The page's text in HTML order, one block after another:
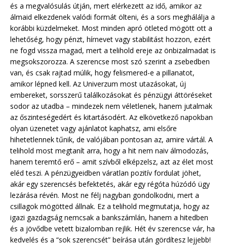
és a megvalósulás útján, mert elérkezett az idő, amikor az
álmaid elkezdenek valódi formát ölteni, és a sors meghálálja a
korábbi küzdelmeket. Most minden apró ötleted mögött ott a
lehetőség, hogy pénzt, hírnevet vagy stabilitást hozzon, ezért
ne fogd vissza magad, mert a telihold ereje az önbizalmadat is
megsokszorozza. A szerencse most szó szerint a zsebedben
van, és csak rajtad múlik, hogy felismered-e a pillanatot,
amikor lépned kell. Az Univerzum most utazásokat, új
embereket, sorsszerű találkozásokat és pénzügyi áttöréseket
sodor az utadba – mindezek nem véletlenek, hanem jutalmak
az őszinteségedért és kitartásodért. Az elkövetkező napokban
olyan üzenetet vagy ajánlatot kaphatsz, ami elsőre
hihetetlennek tűnik, de valójában pontosan az, amire vártál. A
telihold most megtanít arra, hogy a hit nem naiv álmodozás,
hanem teremtő erő – amit szívből elképzelsz, azt az élet most
eléd teszi. A pénzügyeidben váratlan pozitív fordulat jöhet,
akár egy szerencsés befektetés, akár egy régóta húzódó ügy
lezárása révén. Most ne félj nagyban gondolkodni, mert a
csillagok mögötted állnak. Ez a telihold megmutatja, hogy az
igazi gazdagság nemcsak a bankszámlán, hanem a hitedben
és a jövődbe vetett bizalomban rejlik. Hét év szerencse vár, ha
kedvelés és a “sok szerencsét” beírása után gördítesz lejjebb!